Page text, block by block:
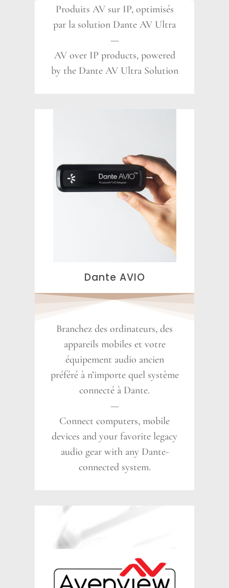
Produits AV sur IP, optimisés
par la solution Dante AV Ultra
—
AV over IP products, powered
by the Dante AV Ultra Solution
Dante AVIO
Branchez des ordinateurs, des
appareils mobiles et votre
équipement audio ancien
préféré à n’importe quel système
connecté à Dante.
—
Connect computers, mobile
devices and your favorite legacy
audio gear with any Dante-
connected system.